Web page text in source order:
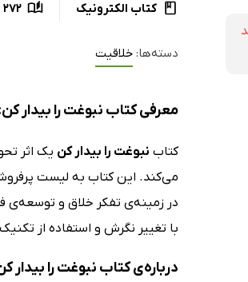
کتاب الکترونیک 272 صفحه
دسته‌ها: خلاقیت
معرفی کتاب نبوغت را بیدار
کتاب نبوغت را بیدار کن یک اثر
می‌کند. این کتاب به لیست
در زمینه‌ی تفکر خلاق و توسعه‌ی
با تغییر نگرش و استفاده از
درباره‌ی کتاب نبوغت را بیدار